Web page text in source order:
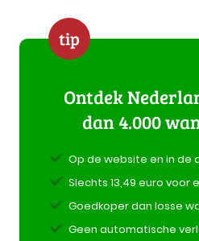
tip
Ontdek
dan 4.000
Op de website en in de
Slechts 13,49 euro voor
Goedkoper dan losse
Geen automatische